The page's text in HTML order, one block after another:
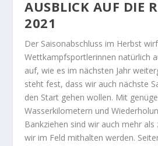
AUSBLICK AUF DIE
2021
Der Saisonabschluss im Herbst
Wettkampfsportlerinnen natürlich
auf, wie es im nächsten Jahr
steht fest, dass wir auch nächste
den Start gehen wollen. Mit
Wasserkilometern und
Bankziehen sind wir auch mehr als
wir im Feld mithalten werden.